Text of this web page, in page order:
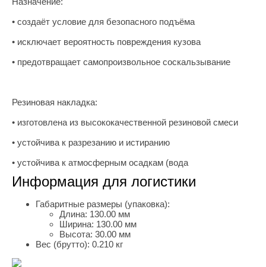
• создаёт условие для безопасного подъёма
• исключает вероятность повреждения кузова
• предотвращает самопроизвольное соскальзывание
Резиновая накладка:
• изготовлена из высококачественной резиновой смеси
• устойчива к разрезанию и истиранию
• устойчива к атмосферным осадкам (вода
Информация для логистики
Габаритные размеры (упаковка):
Длина: 130.00 мм
Ширина: 130.00 мм
Высота: 30.00 мм
Вес (брутто): 0.210 кг